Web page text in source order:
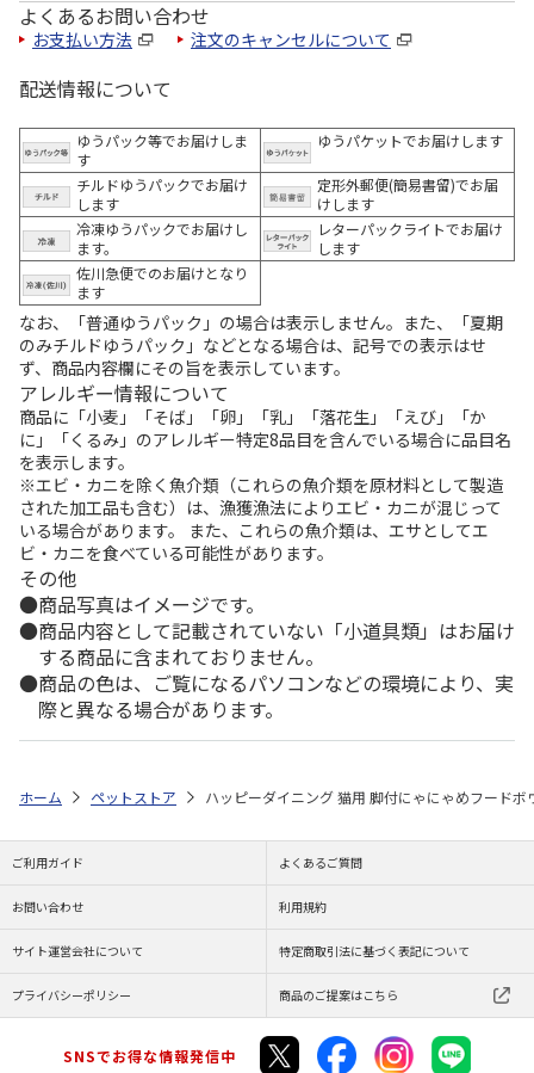
よくあるお問い合わせ
お支払い方法 注文のキャンセルについて
配送情報について
ゆうパック等でお届けしま
す
ゆうパケットでお届けします
チルドゆうパックでお届け
します
定形外郵便(簡易書留)でお届
けします
冷凍ゆうパックでお届けし
ます。
レターパックライトでお届け
します
佐川急便でのお届けとなり
ます
なお、「普通ゆうパック」の場合は表示しません。また、「夏期
のみチルドゆうパック」などとなる場合は、記号での表示はせ
ず、商品内容欄にその旨を表示しています。
アレルギー情報について
商品に「小麦」「そば」「卵」「乳」「落花生」「えび」「か
に」「くるみ」のアレルギー特定8品目を含んでいる場合に品目名
を表示します。
※エビ・カニを除く魚介類（これらの魚介類を原材料として製造
された加工品も含む）は、漁獲漁法によりエビ・カニが混じって
いる場合があります。 また、これらの魚介類は、エサとしてエ
ビ・カニを食べている可能性があります。
その他
商品写真はイメージです。
商品内容として記載されていない「小道具類」はお届け
する商品に含まれておりません。
商品の色は、ご覧になるパソコンなどの環境により、実
際と異なる場合があります。
ホーム ペットストア ハッピーダイニング 猫用 脚付にゃにゃめフードボ
ご利用ガイド よくあるご質問
お問い合わせ 利用規約
サイト運営会社について 特定商取引法に基づく表記について
プライバシーポリシー 商品のご提案はこちら
SNSでお得な情報発信中